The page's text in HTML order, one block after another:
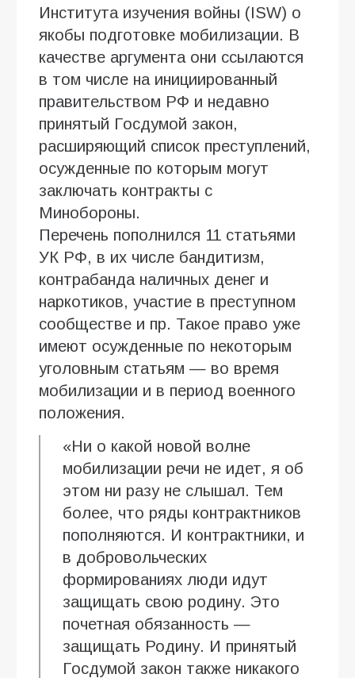
Института изучения войны (ISW) о
якобы подготовке мобилизации. В
качестве аргумента они ссылаются
в том числе на инициированный
правительством РФ и недавно
принятый Госдумой закон,
расширяющий список преступлений,
осужденные по которым могут
заключать контракты с
Минобороны.
Перечень пополнился 11 статьями
УК РФ, в их числе бандитизм,
контрабанда наличных денег и
наркотиков, участие в преступном
сообществе и пр. Такое право уже
имеют осужденные по некоторым
уголовным статьям — во время
мобилизации и в период военного
положения.
«Ни о какой новой волне
мобилизации речи не идет, я об
этом ни разу не слышал. Тем
более, что ряды контрактников
пополняются. И контрактники, и
в добровольческих
формированиях люди идут
защищать свою родину. Это
почетная обязанность —
защищать Родину. И принятый
Госдумой закон также никакого